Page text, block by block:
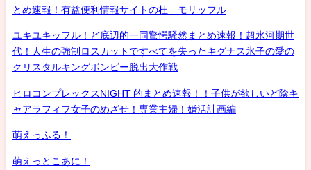
とめ速報！有益便利情報サイトの杜 モリッフル
ユキユキッフル！ど底辺的一同驚愕騒然まとめ速報！超氷河期世
代！人生の強制ロスカットですべてを失ったキグナス氷子の愛の
クリスタルキングボンビー脱出大作戦
ヒロコンプレックスNIGHT 的まとめ速報！！子供が欲しいど陰キ
ャアラフィフ女子のめざせ！専業主婦！婚活計画編
萌えっふる！
萌えっとこあに！